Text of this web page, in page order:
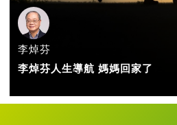
李焯芬
李焯芬人生導航 媽媽回家了